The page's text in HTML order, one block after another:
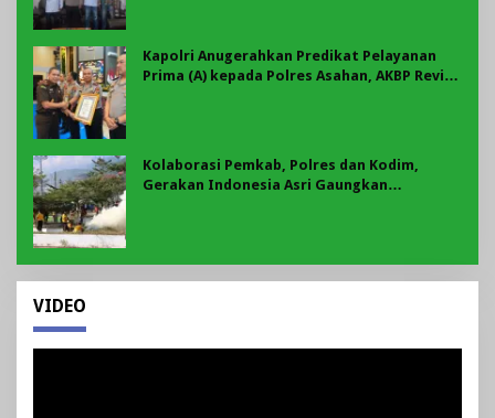
Kapolri Anugerahkan Predikat Pelayanan
Prima (A) kepada Polres Asahan, AKBP Revi
Kolaborasi Pemkab, Polres dan Kodim,
Gerakan Indonesia Asri Gaungkan
VIDEO